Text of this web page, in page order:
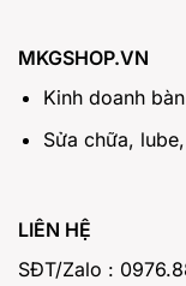
MKGSHOP.VN
Kinh doanh
Sửa chữa,
LIÊN HỆ
SĐT/Zalo :